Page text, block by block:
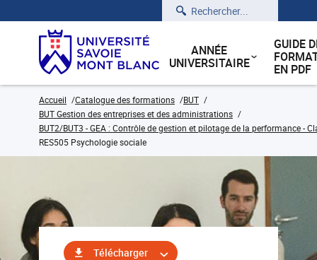
Rechercher
ANNÉE
UNIVERSITAIRE
GUIDE
EN PDF
Accueil Catalogue des formations
BUT
BUT Gestion des entreprises et des administrations
BUT2/BUT3 - GEA : Contrôle de gestion et pilotage de la performance -
RES505 Psychologie sociale
Télécharger